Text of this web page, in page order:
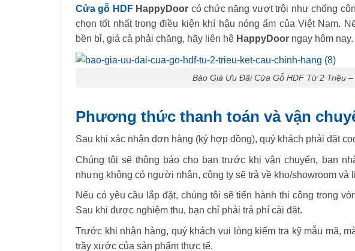
Cửa gỗ HDF HappyDoor có chức năng vượt trội như chống
chọn tốt nhất trong điều kiện khí hậu nóng ẩm của Việt Nam.
bền bỉ, giá cả phải chăng, hãy liên hệ HappyDoor ngay hôm nay.
Báo Giá Ưu Đãi Cửa Gỗ HDF Từ 2 Triệu
Phương thức thanh toán và vận
Sau khi xác nhận đơn hàng (ký hợp đồng), quý khách phải đặt
Chúng tôi sẽ thông báo cho bạn trước khi vận chuyển, bạn
nhưng không có người nhận, công ty sẽ trả về kho/showroom và
Nếu có yêu cầu lắp đặt, chúng tôi sẽ tiến hành thi công trong
Sau khi được nghiệm thu, bạn chỉ phải trả phí cài đặt.
Trước khi nhận hàng, quý khách vui lòng kiểm tra kỹ mẫu mã,
trầy xước của sản phẩm thực tế.